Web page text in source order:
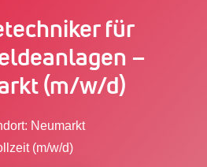
für
–
(m/w/d)
Neumarkt
(m/w/d)